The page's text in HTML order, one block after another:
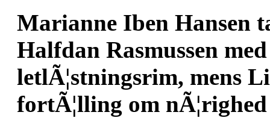
Marianne Iben Hansen
Halfdan Rasmussen
letlÃ¦stningsrim, mens
fortÃ¦lling om